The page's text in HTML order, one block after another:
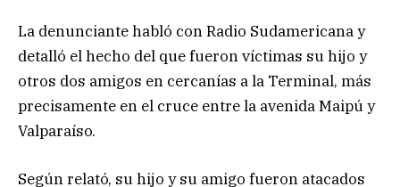
La denunciante habló con Radio Sudamericana y
detalló el hecho del que fueron víctimas su hijo y
otros dos amigos en cercanías a la Terminal, más
precisamente en el cruce entre la avenida Maipú y
Valparaíso.
Según relató, su hijo y su amigo fueron atacados